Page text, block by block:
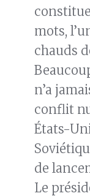
mots,
chauds
n’a
conflit
États-
de
Le